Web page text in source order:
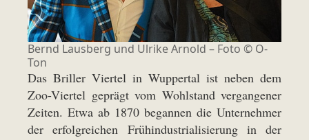
Bernd Lausberg und Ulrike Arnold – Foto © O-
Ton
Das Briller Viertel in Wuppertal ist neben dem
Zoo-Viertel geprägt vom Wohlstand vergangener
Zeiten. Etwa ab 1870 begannen die Unternehmer
der erfolgreichen Frühindustrialisierung in der